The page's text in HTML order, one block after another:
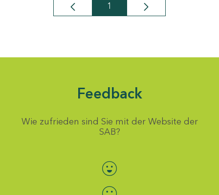
Seite
1
Feedback
Wie zufrieden sind Sie mit der Website der
SAB?
Bewertung auswählen